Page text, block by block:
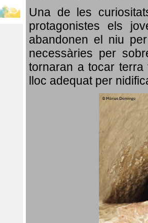
Una de les
protagonistes els
abandonen el niu
necessàries per
tornaran a tocar
lloc adequat per